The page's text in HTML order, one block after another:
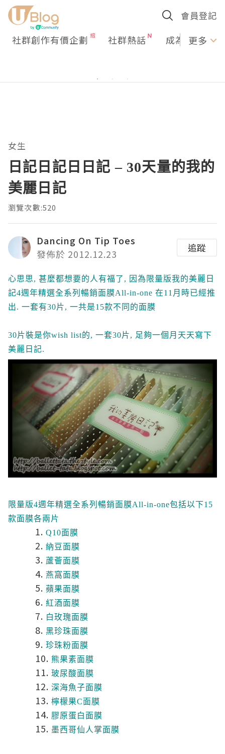
會員登記
社群創作有價企劃 社群熱話 成為U更多
女生
日記日記日日記 – 30天量的我的
美麗日記
瀏覽次數:520
Dancing On Tip Toes
發佈於 2012.12.23
追蹤
心思思, 甚麼都想要的人有福了, 因為限量版我的美麗日
記4週年精選全系列暢銷面膜All-in-one 在11月時已經推
出. 一套有30片, 一共是15款不同的面膜
30片裝是你wish list的, 一套30片, 足夠一個月天天寫下
美麗日記.
限量版4週年精選全系列暢銷面膜All-in-one包括以下15
款面膜各兩片
Q10面膜
納豆面膜
蘆薈面膜
燕窩面膜
蘋果面膜
紅酒面膜
白玫瑰面膜
黑珍珠面膜
珍珠粉面膜
熊果素面膜
玻尿酸面膜
深海魚子面膜
檸檬果C面膜
膠原蛋白面膜
墨西哥仙人掌面膜